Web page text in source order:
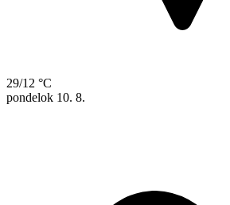
29/12 °C
pondelok 10. 8.